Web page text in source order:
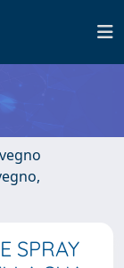
SPRAY